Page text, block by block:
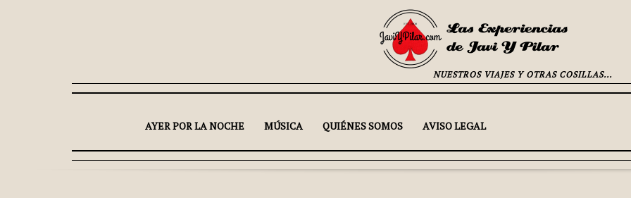
NUESTROS VIAJES Y OTRAS COSILLAS...
AYER POR LA NOCHE MÚSICA QUIÉNES SOMOS AVISO LEGAL